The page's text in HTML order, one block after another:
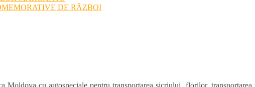
DE RĂZBOI
cu autospeciale pentru transportarea sicriului, florilor,